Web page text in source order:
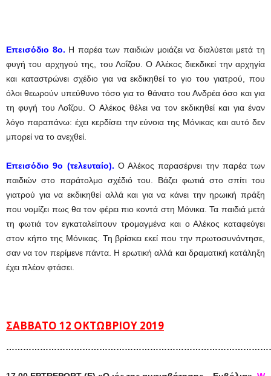
Επεισόδιο 8ο. Η παρέα των παιδιών μοιάζει να διαλύεται μετά τη
φυγή του αρχηγού της, του Λοΐζου. Ο Αλέκος διεκδικεί την αρχηγία
και καταστρώνει σχέδιο για να εκδικηθεί το γιο του γιατρού, που
όλοι θεωρούν υπεύθυνο τόσο για το θάνατο του Ανδρέα όσο και για
τη φυγή του Λοΐζου. Ο Αλέκος θέλει να τον εκδικηθεί και για έναν
λόγο παραπάνω: έχει κερδίσει την εύνοια της Μόνικας και αυτό δεν
μπορεί να το ανεχθεί.
Επεισόδιο 9ο (τελευταίο). Ο Αλέκος παρασέρνει την παρέα των
παιδιών στο παράτολμο σχέδιό του. Βάζει φωτιά στο σπίτι του
γιατρού για να εκδικηθεί αλλά και για να κάνει την ηρωική πράξη
που νομίζει πως θα τον φέρει πιο κοντά στη Μόνικα. Τα παιδιά μετά
τη φωτιά τον εγκαταλείπουν τρομαγμένα και ο Αλέκος καταφεύγει
στον κήπο της Μόνικας. Τη βρίσκει εκεί που την πρωτοσυνάντησε,
σαν να τον περίμενε πάντα. Η ερωτική αλλά και δραματική κατάληξη
έχει πλέον φτάσει.
ΣΑΒΒΑΤΟ 12 ΟΚΤΩΒΡΙΟΥ 2019